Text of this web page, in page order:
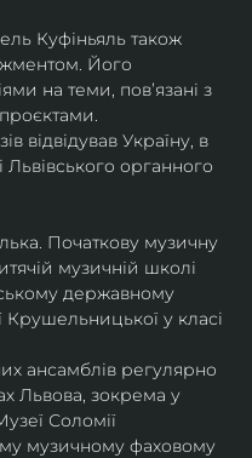
Куфіньяль також
Його
на теми, пов’язані з
відвідував Україну, в
органного
Початкову музичну
музичній школі
державному
Крушельницької у класі
ансамблів регулярно
Львова, зокрема у
Соломії
музичному фаховому